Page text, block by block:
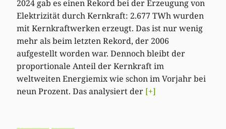
2024 gab es einen Rekord bei der Erzeugung von
Elektrizität durch Kernkraft: 2.677 TWh wurden
mit Kernkraftwerken erzeugt. Das ist nur wenig
mehr als beim letzten Rekord, der 2006
aufgestellt worden war. Dennoch bleibt der
proportionale Anteil der Kernkraft im
weltweiten Energiemix wie schon im Vorjahr bei
neun Prozent. Das analysiert der [+]